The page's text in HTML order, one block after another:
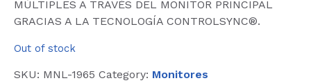
MÚLTIPLES A TRAVÉS DEL MONITOR PRINCIPAL
GRACIAS A LA TECNOLOGÍA CONTROLSYNC®.
Out of stock
SKU: MNL-1965 Category: Monitores